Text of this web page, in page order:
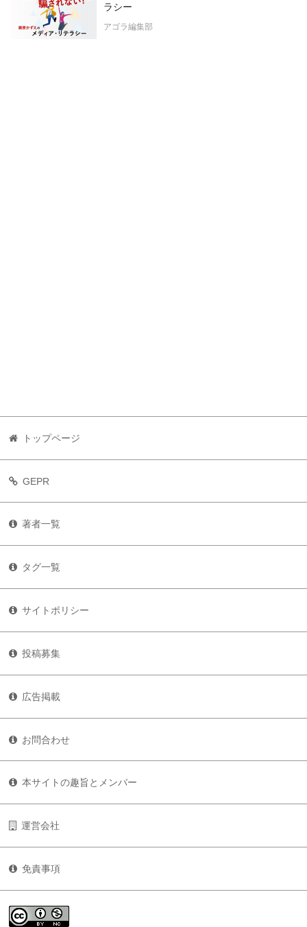
ラシー
アゴラ編集部
トップページ
GEPR
著者一覧
タグ一覧
サイトポリシー
投稿募集
広告掲載
お問合わせ
本サイトの趣旨とメンバー
運営会社
免責事項